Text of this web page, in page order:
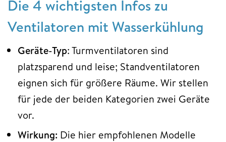
Die 4 wichtigsten Infos zu
Ventilatoren mit Wasserkühlung
Geräte-Typ: Turmventilatoren sind
platzsparend und leise; Standventilatoren
eignen sich für größere Räume. Wir stellen
für jede der beiden Kategorien zwei Geräte
vor.
Wirkung: Die hier empfohlenen Modelle